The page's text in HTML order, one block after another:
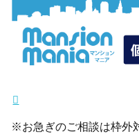
※お急ぎのご相談は枠外